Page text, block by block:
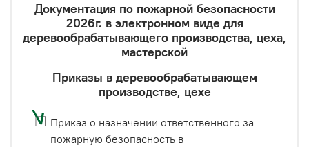
Документация по пожарной безопасности
2026г. в электронном виде для
деревообрабатывающего производства, цеха,
мастерской
Приказы в деревообрабатывающем
производстве, цехе
Приказ о назначении ответственного за
пожарную безопасность в